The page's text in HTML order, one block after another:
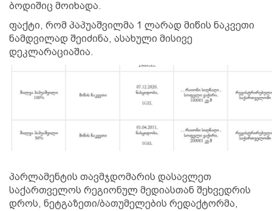
ბოდიშიც მოიხადა.
ფაქტი, რომ პაპუაშვილმა 1 ლარად მიწის ნაკვეთი
ნამდვილად შეიძინა, ასახული მისივე
დეკლარაციაშია.
პარლამენტის თავმჯდომარის დასავლეთ
საქართველოს რეგიონულ მედიასთან შეხვედრის
დროს, ნეტგაზეთი/ბათუმელების რედაქტორმა,